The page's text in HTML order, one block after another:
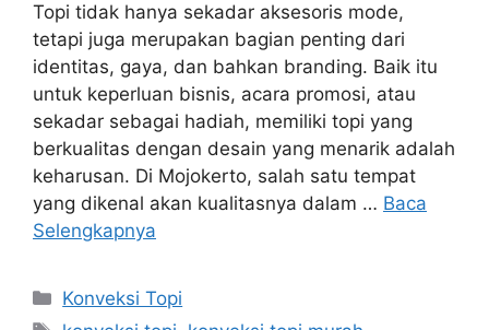
Topi tidak hanya sekadar aksesoris mode,
tetapi juga merupakan bagian penting dari
identitas, gaya, dan bahkan branding. Baik itu
untuk keperluan bisnis, acara promosi, atau
sekadar sebagai hadiah, memiliki topi yang
berkualitas dengan desain yang menarik adalah
keharusan. Di Mojokerto, salah satu tempat
yang dikenal akan kualitasnya dalam … Baca
Selengkapnya
Kategori
Konveksi Topi